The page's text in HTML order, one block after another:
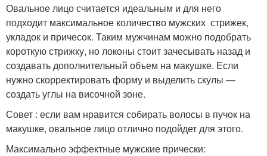
Овальное лицо считается идеальным и для него
подходит максимальное количество мужских стрижек,
укладок и причесок. Таким мужчинам можно подобрать
короткую стрижку, но локоны стоит зачесывать назад и
создавать дополнительный объем на макушке. Если
нужно скорректировать форму и выделить скулы —
создать углы на височной зоне.
Совет : если вам нравится собирать волосы в пучок на
макушке, овальное лицо отлично подойдет для этого.
Максимально эффектные мужские прически: